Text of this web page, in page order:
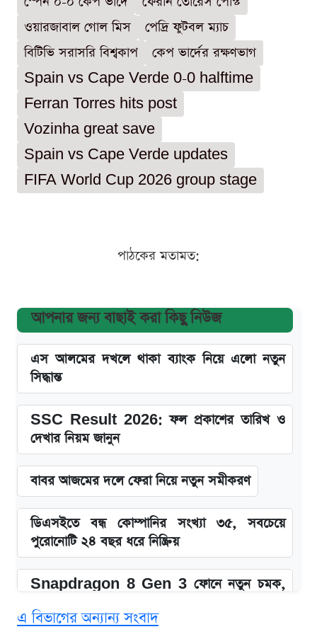
ওয়ারজাবাল গোল মিস
পেদ্রি ফুটবল ম্যাচ
বিটিভি সরাসরি বিশ্বকাপ
কেপ ভার্দের রক্ষণভাগ
Spain vs Cape Verde 0-0 halftime
Ferran Torres hits post
Vozinha great save
Spain vs Cape Verde updates
FIFA World Cup 2026 group stage
পাঠকের মতামত:
আপনার জন্য বাছাই করা কিছু নিউজ
এস আলমের দখলে থাকা ব্যাংক নিয়ে এলো নতুন
সিদ্ধান্ত
SSC Result 2026: ফল প্রকাশের তারিখ ও
দেখার নিয়ম জানুন
বাবর আজমের দলে ফেরা নিয়ে নতুন সমীকরণ
ডিএসইতে বন্ধ কোম্পানির সংখ্যা ৩৫, সবচেয়ে
পুরোনোটি ২৪ বছর ধরে নিষ্ক্রিয়
Snapdragon 8 Gen 3 ফোনে নতুন চমক,
এ বিভাগের অন্যান্য সংবাদ